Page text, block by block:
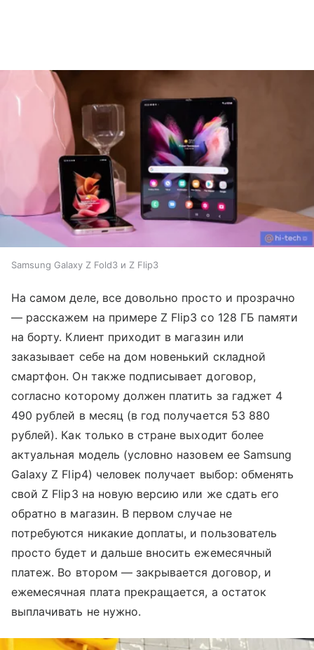
Samsung Galaxy Z Fold3 и Z Flip3
На самом деле, все довольно просто и прозрачно
— расскажем на примере Z Flip3 со 128 ГБ памяти
на борту. Клиент приходит в магазин или
заказывает себе на дом новенький складной
смартфон. Он также подписывает договор,
согласно которому должен платить за гаджет 4
490 рублей в месяц (в год получается 53 880
рублей). Как только в стране выходит более
актуальная модель (условно назовем ее Samsung
Galaxy Z Flip4) человек получает выбор: обменять
свой Z Flip3 на новую версию или же сдать его
обратно в магазин. В первом случае не
потребуются никакие доплаты, и пользователь
просто будет и дальше вносить ежемесячный
платеж. Во втором — закрывается договор, и
ежемесячная плата прекращается, а остаток
выплачивать не нужно.